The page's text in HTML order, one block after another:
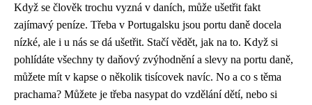
Když se člověk trochu vyzná v daních, může ušetřit fakt
zajímavý peníze. Třeba v Portugalsku jsou portu daně docela
nízké, ale i u nás se dá ušetřit. Stačí vědět, jak na to. Když si
pohlídáte všechny ty daňový zvýhodnění a slevy na portu daně,
můžete mít v kapse o několik tisícovek navíc. No a co s těma
prachama? Můžete je třeba nasypat do vzdělání dětí, nebo si